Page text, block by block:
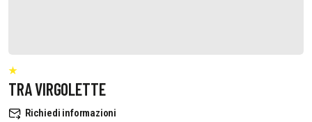
TRA VIRGOLETTE
Richiedi informazioni